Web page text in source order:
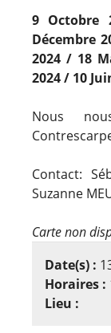
9 Octobre
Décembre
2024 / 18
2024 / 10
Nous
Contact:
Suzanne
Carte non
Date(s) :
Horaires :
Lieu :